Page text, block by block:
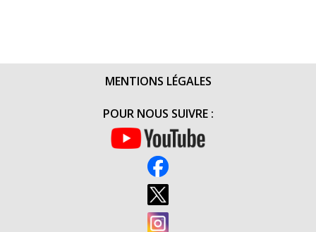
MENTIONS LÉGALES
POUR NOUS SUIVRE :